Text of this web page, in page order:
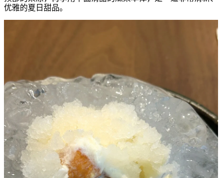
优雅的夏日甜品。